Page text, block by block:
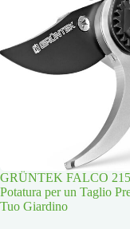
GRÜNTEK FALCO 215
Potatura per un Taglio
Tuo Giardino